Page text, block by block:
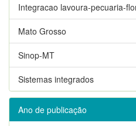
Integracao lavoura-pecuaria-
Mato Grosso
Sinop-MT
Sistemas integrados
Ano de publicação